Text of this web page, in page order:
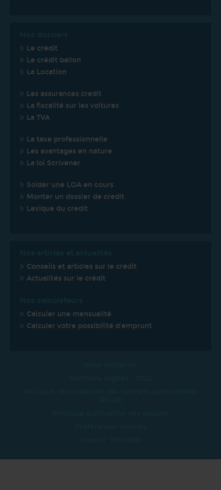
Le crédit
Le crédit ballon
La Location
Les assurances credit
La fiscalité sur les voitures
La TVA
La taxe professionnelle
Les avantages en nature
La loi Scrivener
Solder une LOA en cours
Monter un dossier de credit
Lexique du credit
Conseils et articles sur le crédit
Actualités sur le crédit
Calculer une mensualité
Calculer votre possibilité d'emprunt